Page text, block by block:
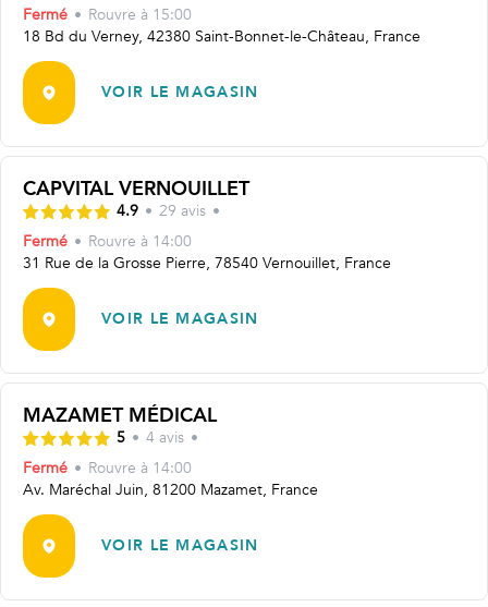
Fermé • Rouvre à 15:00
18 Bd du Verney, 42380 Saint-Bonnet-le-Château, France
VOIR LE MAGASIN
CAPVITAL VERNOUILLET
4.9 • 29 avis •
Fermé • Rouvre à 14:00
31 Rue de la Grosse Pierre, 78540 Vernouillet, France
VOIR LE MAGASIN
MAZAMET MÉDICAL
5 • 4 avis •
Fermé • Rouvre à 14:00
Av. Maréchal Juin, 81200 Mazamet, France
VOIR LE MAGASIN